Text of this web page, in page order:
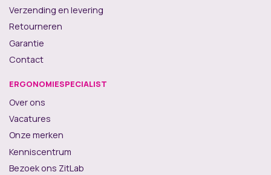
Verzending en levering
Retourneren
Garantie
Contact
ERGONOMIESPECIALIST
Over ons
Vacatures
Onze merken
Kenniscentrum
Bezoek ons ZitLab